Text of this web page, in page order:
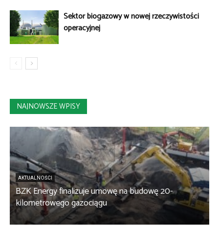
Sektor biogazowy w nowej rzeczywistości
operacyjnej
NAJNOWSZE WPISY
AKTUALNOŚCI
BZK Energy finalizuje umowę na budowę 20-
kilometrowego gazociągu